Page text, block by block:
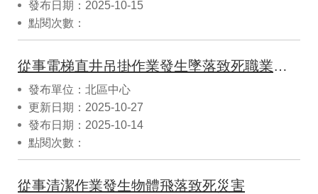
發布日期：2025-10-15
點閱次數：
從事電梯直井吊掛作業發生墜落致死職業災害
發布單位：北區中心
更新日期：2025-10-27
發布日期：2025-10-14
點閱次數：
從事清潔作業發生物體飛落致死災害